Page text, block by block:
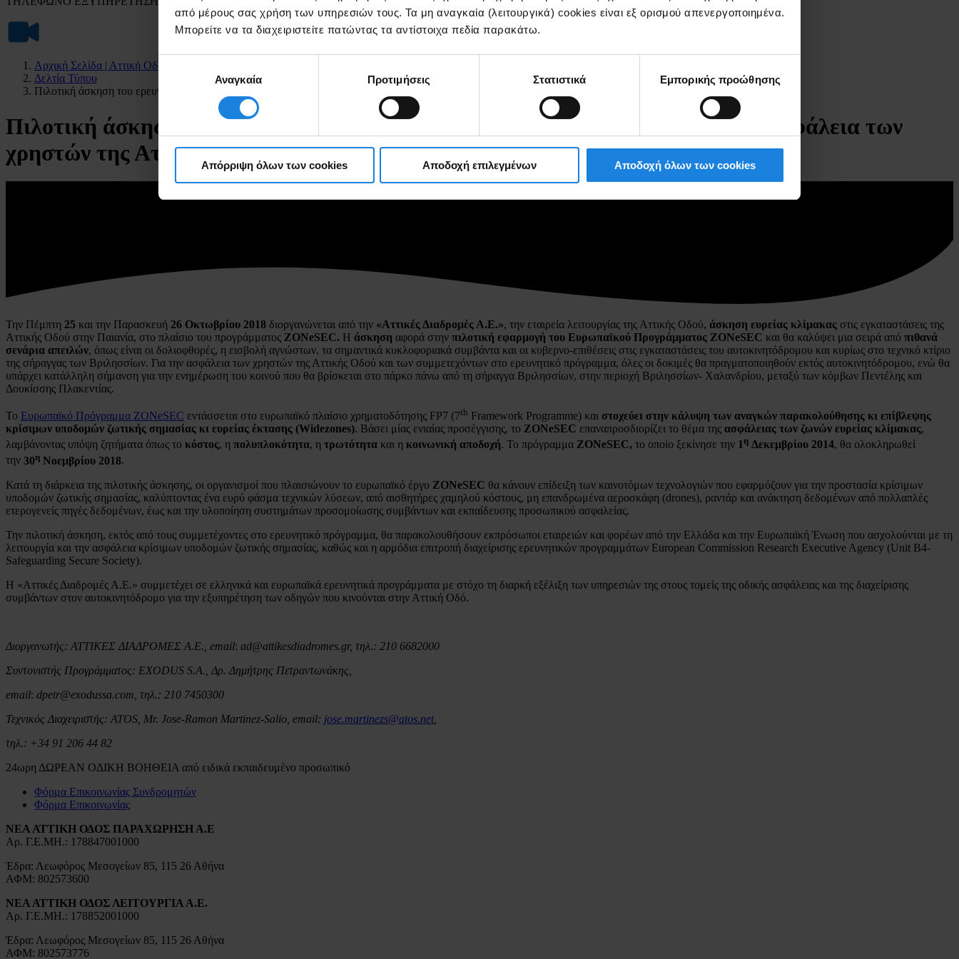
από μέρους σας χρήση των υπηρεσιών τους. Τα μη αναγκαία (λειτουργικά) cookies είναι εξ ορισμού απενεργοποιημένα.
Μπορείτε να τα διαχειριστείτε πατώντας τα αντίστοιχα πεδία παρακάτω.
συγκατάθεσηςΑναγκαία Προτιμήσεις Στατιστικά Εμπορικής προώθησης
Απόρριψη όλων των cookies Αποδοχή επιλεγμένων Αποδοχή όλων των cookies
Αρχική Σελίδα | Αττική Οδός
Δελτία Τύπου
Πιλοτική άσκηση του ερευνητικού προγράμματος ΖΟΝeSEC για τη βέλτιστη ασφάλεια των χρηστών της Αττικής Οδού, από τις Αττικές Διαδρομές
Πιλοτική άσκηση του ερευνητικού προγράμματος ΖΟΝeSEC για τη βέλτιστη ασφάλεια των
χρηστών της Αττικής Οδού, από τις Αττικές Διαδρομές
Την Πέμπτη 25 και την Παρασκευή 26 Οκτωβρίου 2018 διοργανώνεται από την «Αττικές Διαδρομές Α.Ε.», την εταιρεία λειτουργίας της Αττικής Οδού, άσκηση ευρείας κλίμακας στις εγκαταστάσεις της
Αττικής Οδού στην Παιανία, στο πλαίσιο του προγράμματος ZONeSEC. Η άσκηση αφορά στην πιλοτική εφαρμογή του Ευρωπαϊκού Προγράμματος ZONeSEC και θα καλύψει μια σειρά από πιθανά
σενάρια απειλών, όπως είναι οι δολιοφθορές, η εισβολή αγνώστων, τα σημαντικά κυκλοφοριακά συμβάντα και οι κυβερνο-επιθέσεις στις εγκαταστάσεις του αυτοκινητόδρομου και κυρίως στο τεχνικό κτίριο
της σήραγγας των Βριλησσίων. Για την ασφάλεια των χρηστών της Αττικής Οδού και των συμμετεχόντων στο ερευνητικό πρόγραμμα, όλες οι δοκιμές θα πραγματοποιηθούν εκτός αυτοκινητόδρομου, ενώ θα
υπάρχει κατάλληλη σήμανση για την ενημέρωση του κοινού που θα βρίσκεται στο πάρκο πάνω από τη σήραγγα Βριλησσίων, στην περιοχή Βριλησσίων- Χαλανδρίου, μεταξύ των κόμβων Πεντέλης και
Δουκίσσης Πλακεντίας.
Το Ευρωπαϊκό Πρόγραμμα ΖΟΝeSEC εντάσσεται στο ευρωπαϊκό πλαίσιο χρηματοδότησης FP7 (7th Framework Programme) και στοχεύει στην κάλυψη των αναγκών παρακολούθησης κι επίβλεψης
κρίσιμων υποδομών ζωτικής σημασίας κι ευρείας έκτασης (Widezones). Βάσει μίας ενιαίας προσέγγισης, το ZONeSEC επαναπροσδιορίζει το θέμα της ασφάλειας των ζωνών ευρείας κλίμακας,
λαμβάνοντας υπόψη ζητήματα όπως το κόστος, η πολυπλοκότητα, η τρωτότητα και η κοινωνική αποδοχή. Το πρόγραμμα ZONeSEC, το οποίο ξεκίνησε την 1 η Δεκεμβρίου 2014, θα ολοκληρωθεί
την 30η Νοεμβρίου 2018.
Κατά τη διάρκεια της πιλοτικής άσκησης, οι οργανισμοί που πλαισιώνουν το ευρωπαϊκό έργο ZONeSEC θα κάνουν επίδειξη των καινοτόμων τεχνολογιών που εφαρμόζουν για την προστασία κρίσιμων
υποδομών ζωτικής σημασίας, καλύπτοντας ένα ευρύ φάσμα τεχνικών λύσεων, από αισθητήρες χαμηλού κόστους, μη επανδρωμένα αεροσκάφη (drones), ραντάρ και ανάκτηση δεδομένων από πολλαπλές
ετερογενείς πηγές δεδομένων, έως και την υλοποίηση συστημάτων προσομοίωσης συμβάντων και εκπαίδευσης προσωπικού ασφαλείας.
Την πιλοτική άσκηση, εκτός από τους συμμετέχοντες στο ερευνητικό πρόγραμμα, θα παρακολουθήσουν εκπρόσωποι εταιρειών και φορέων από την Ελλάδα και την Ευρωπαϊκή Ένωση που ασχολούνται με τη
λειτουργία και την ασφάλεια κρίσιμων υποδομών ζωτικής σημασίας, καθώς και η αρμόδια επιτροπή διαχείρισης ερευνητικών προγραμμάτων European Commission Research Executive Agency (Unit B4-
Safeguarding Secure Society).
Η «Αττικές Διαδρομές Α.Ε.» συμμετέχει σε ελληνικά και ευρωπαϊκά ερευνητικά προγράμματα με στόχο τη διαρκή εξέλιξη των υπηρεσιών της στους τομείς της οδικής ασφάλειας και της διαχείρισης
συμβάντων στον αυτοκινητόδρομο για την εξυπηρέτηση των οδηγών που κινούνται στην Αττική Οδό.
Διοργανωτής: ΑΤΤΙΚΕΣ ΔΙΑΔΡΟΜΕΣ Α.Ε., email: ad@attikesdiadromes.gr, τηλ.: 210 6682000
Συντονιστής Προγράμματος: EXODUS S.Α., Δρ. Δημήτρης Πετραντωνάκης,
email: dpetr@exodussa.com τηλ.: 210 7450300
Τεχνικός Διαχειριστής: ATOS, Mr. Jose-Ramon Martinez-Salio, email: jose.martinezs@atos.net,
τηλ.: +34 91 206 44 82
24ωρη ΔΩΡΕΑΝ ΟΔΙΚΗ ΒΟΗΘΕΙΑ από ειδικά εκπαιδευμένο προσωπικό
Φόρμα Επικοινωνίας Συνδρομητών
Φόρμα Επικοινωνίας
ΝΕΑ ΑΤΤΙΚΗ ΟΔΟΣ ΠΑΡΑΧΩΡΗΣΗ Α.Ε
Αρ. Γ.Ε.ΜΗ.: 178847001000
Έδρα: Λεωφόρος Μεσογείων 85, 115 26 Αθήνα
ΑΦΜ: 802573600
ΝΕΑ ΑΤΤΙΚΗ ΟΔΟΣ ΛΕΙΤΟΥΡΓΙΑ Α.Ε.
Αρ. Γ.Ε.ΜΗ.: 178852001000
Έδρα: Λεωφόρος Μεσογείων 85, 115 26 Αθήνα
ΑΦΜ: 802573776